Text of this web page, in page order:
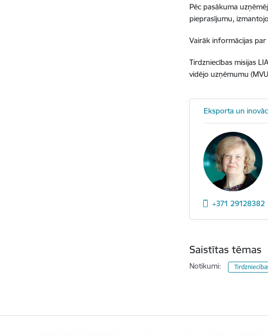
Pēc pasākuma
pieprasījumu,
Vairāk informācijas
Tirdzniecības misijas
vidējo uzņēmumu
Eksporta un
+371 29128382
Saistītas tēmas
Notikumi: